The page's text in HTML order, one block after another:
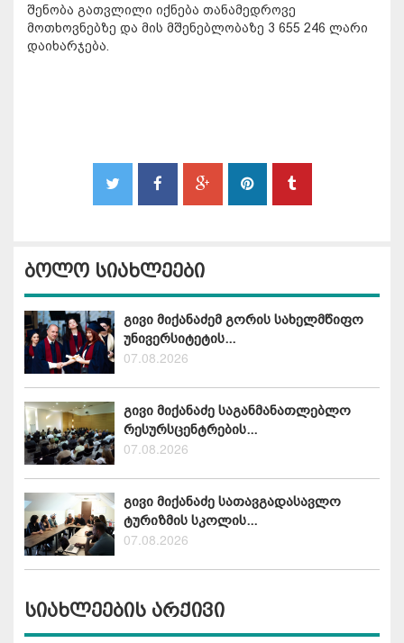
შენობა გათვლილი იქნება თანამედროვე
მოთხოვნებზე და მის მშენებლობაზე 3 655 246 ლარი
დაიხარჯება.
ბოლო სიახლეები
გივი მიქანაძემ გორის სახელმწიფო
უნივერსიტეტის...
07.08.2026
გივი მიქანაძე საგანმანათლებლო
რესურსცენტრების...
07.08.2026
გივი მიქანაძე სათავგადასავლო
ტურიზმის სკოლის...
07.08.2026
სიახლეების არქივი